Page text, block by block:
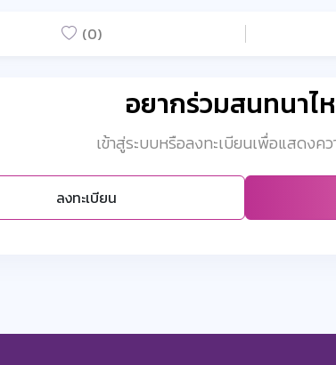
(0)
อยากร่วมสนทนาไ
เข้าสู่ระบบหรือลงทะเบียนเพื่อแสดงค
ลงทะเบียน